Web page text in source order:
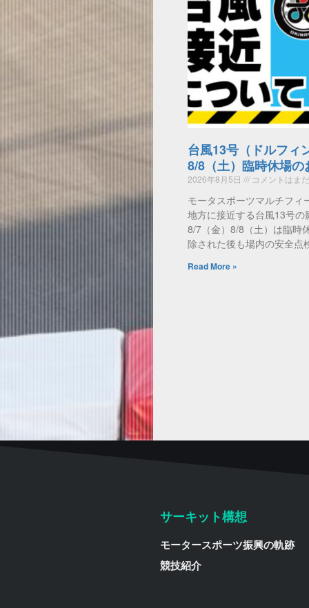
台風13号（ドルフィ
8/8（土）臨時休場の
2026年8月5日 コメントはま
モータスポーツマルチフィ
地方に接近する台風13号
8/7（金）8/8（土）は臨時
除された後も場内の安全点
Read More »
サーキット構想
モータースポーツ振興の軌跡
競技紹介